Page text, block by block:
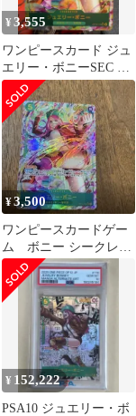
¥3,555
ワンピースカード ジュ
エリー・ボニーSEC パ
ラレル OP12-118 師弟
の絆
¥3,500
ワンピースカードゲー
ム ボニー シークレッ
トパラレル
¥ 152,222
PSA10 ジュエリー・ボ